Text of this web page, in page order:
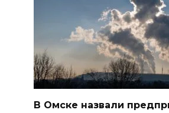
В Омске назвали